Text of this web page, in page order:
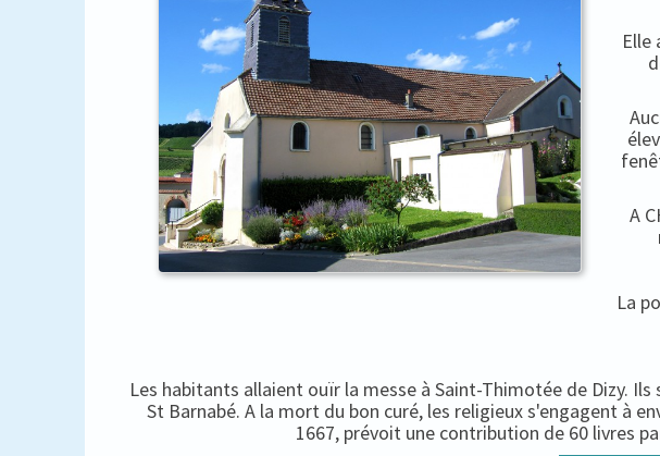
Elle
A
La
Les habitants allaient ouïr la messe à Saint-Thimotée de Dizy.
St Barnabé. A la mort du bon curé, les religieux s'engagent à
1667, prévoit une contribution de 60 livres